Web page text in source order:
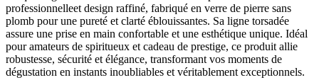
professionnelleet design raffiné, fabriqué en verre de pierre sans
plomb pour une pureté et clarté éblouissantes. Sa ligne torsadée
assure une prise en main confortable et une esthétique unique. Idéal
pour amateurs de spiritueux et cadeau de prestige, ce produit allie
robustesse, sécurité et élégance, transformant vos moments de
dégustation en instants inoubliables et véritablement exceptionnels.